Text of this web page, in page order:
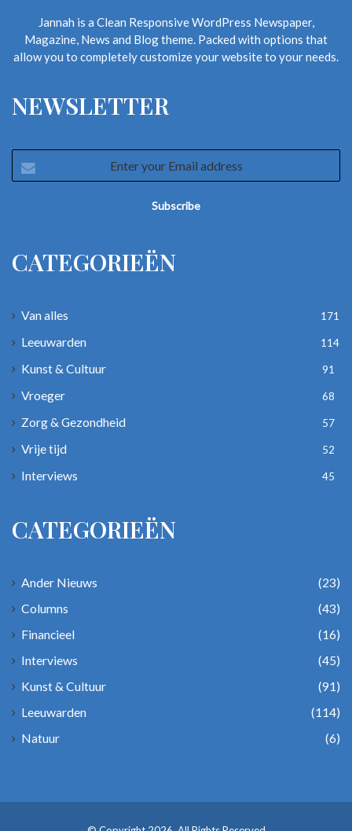
Jannah is a Clean Responsive WordPress Newspaper,
Magazine, News and Blog theme. Packed with options that
allow you to completely customize your website to your needs.
NEWSLETTER
your
CATEGORIEËN
Van alles 171
Leeuwarden 114
Kunst & Cultuur 91
Vroeger 68
Zorg & Gezondheid 57
Vrije tijd 52
Interviews 45
CATEGORIEËN
Ander Nieuws
(23)
Columns
(43)
Financieel
(16)
Interviews
(45)
Kunst & Cultuur
(91)
Leeuwarden
(114)
Natuur
(6)